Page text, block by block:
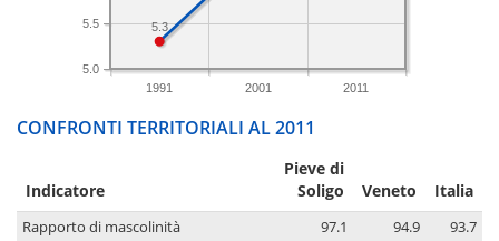
1991 2001 2011
5.0
5.5 5.3
CONFRONTI TERRITORIALI AL 2011
Indicatore
Pieve di
Soligo
Veneto Italia
Rapporto di mascolinità 97.1 94.9
93.7